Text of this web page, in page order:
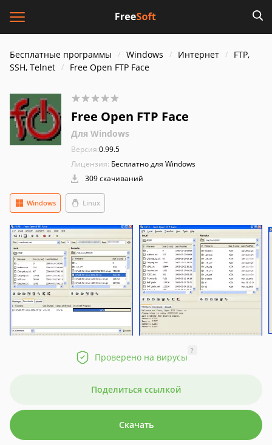
Бесплатные программы Windows Интернет
FTP,
SSH, Telnet
Free Open FTP Face
Free Open FTP Face
Для Windows
Версия:0.99.5
Лицензия: Бесплатно для Windows
309 скачиваний
Linux
Windows
Проверено на вирусы
?
Поделиться ссылкой
Скачать